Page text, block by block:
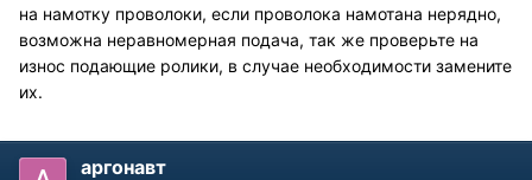
на намотку проволоки, если проволока намотана нерядно,
возможна неравномерная подача, так же проверьте на
износ подающие ролики, в случае необходимости замените
их.
аргонавт